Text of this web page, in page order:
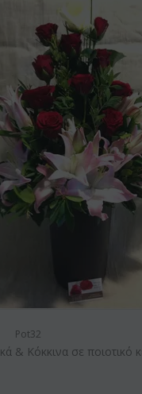
Pot32
& Κόκκινα σε ποιοτικό